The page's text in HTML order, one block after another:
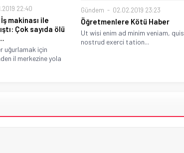
22:40
makinası ile
Çok sayıda ölü
uğurlamak için
il merkezine yola
Gündem 02.02.2019 23:23
Öğretmenlere Kötü Haber
Ut wisi enim ad minim veniam, quis
nostrud exerci tation...